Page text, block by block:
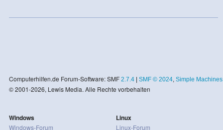
Computerhilfen.de Forum-Software: SMF 2.7.4| SMF © 2024, Simple Machines
© 2001-2026, Lewis Media. Alle Rechte vorbehalten
Windows
Windows-Forum
Linux
Linux-Forum